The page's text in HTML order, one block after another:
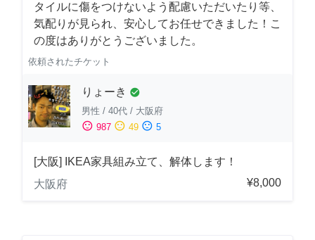
タイルに傷をつけないよう配慮いただいたり等、
気配りが見られ、安心してお任せできました！こ
の度はありがとうございました。
依頼されたチケット
りょーき check_circle
男性 / 40代 / 大阪府
sentiment_satisfied 987 sentiment_neutral 49 sentiment_dissatisfied 5
[大阪] IKEA家具組み立て、解体します！
大阪府
¥8,000